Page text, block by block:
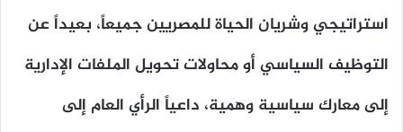
استراتيجي وشريان الحياة للمصريين جميعاً، بعيداً عن
التوظيف السياسي أو محاولات تحويل الملفات الإدارية
إلى معارك سياسية وهمية، داعياً الرأي العام إلى